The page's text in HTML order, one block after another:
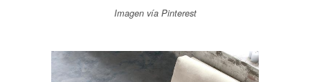
Imagen vía Pinterest